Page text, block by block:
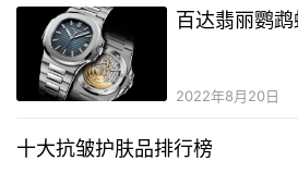
百达翡丽鹦鹉
2022年8月20日
十大抗皱护肤品排行榜